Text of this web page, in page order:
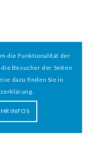
die Funktionalität der
Besucher der Seiten
dazu finden Sie in
INFOS